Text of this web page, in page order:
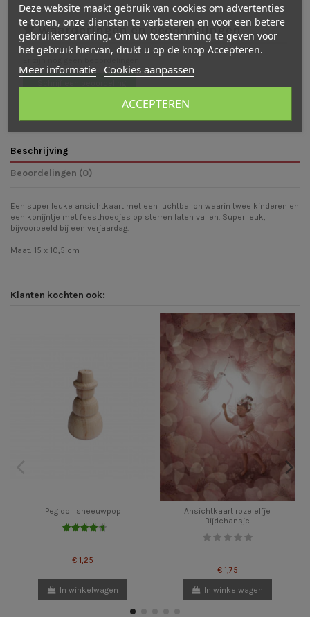
Waarderingen en beoordelingen
Beschrijving
Beoordelingen (0)
Een super leuke ansichtkaart met een luchtballon waarin twee kinderen en
een konijntje met feesthoedjes op sterren laten vallen. Super leuk,
bijvoorbeeld bij een verjaardag.
Maat: 15 x 10,5 cm
Klanten kochten ook:
Peg doll sneeuwpop
€ 1,25
In winkelwagen
Ansichtkaart roze elfje
Bijdehansje
€ 1,75
In winkelwagen
Deze website maakt gebruik van cookies om advertenties
te tonen, onze diensten te verbeteren en voor een betere
gebruikerservaring. Om uw toestemming te geven voor
het gebruik hiervan, drukt u op de knop Accepteren.
Meer informatie Cookies aanpassen
ACCEPTEREN